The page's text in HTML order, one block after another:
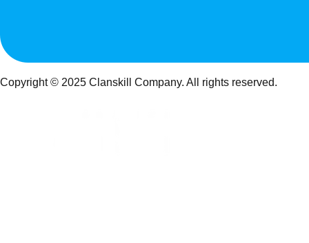
Copyright © 2025 Clanskill Company. All rights reserved.